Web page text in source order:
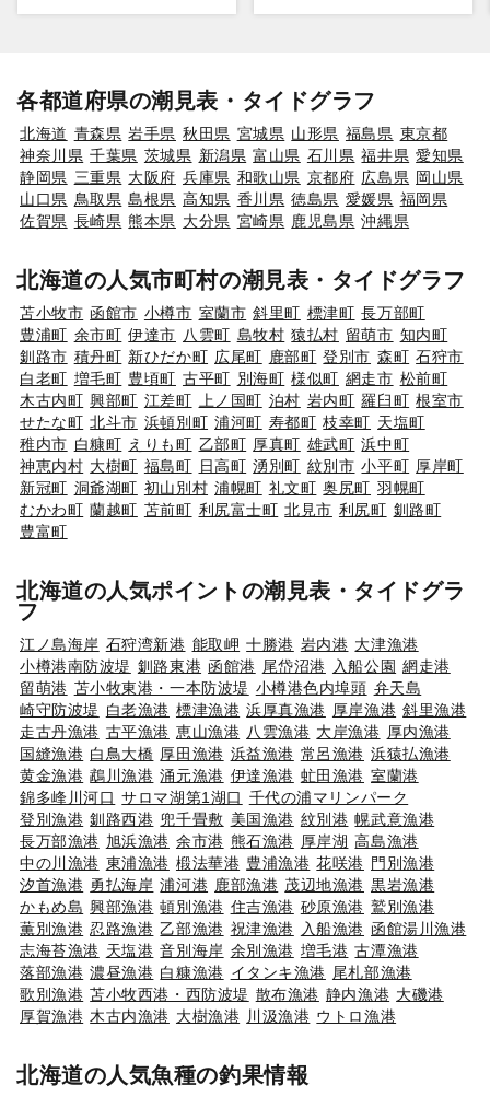
各都道府県の潮見表・タイドグラフ
北海道 青森県 岩手県 秋田県 宮城県 山形県 福島県 東京都
神奈川県 千葉県 茨城県 新潟県 富山県 石川県 福井県 愛知県
静岡県 三重県 大阪府 兵庫県 和歌山県 京都府 広島県 岡山県
山口県 鳥取県 島根県 高知県 香川県 徳島県 愛媛県 福岡県
佐賀県 長崎県 熊本県 大分県 宮崎県 鹿児島県 沖縄県
北海道の人気市町村の潮見表・タイドグラフ
苫小牧市 函館市 小樽市 室蘭市 斜里町 標津町 長万部町
豊浦町 余市町 伊達市 八雲町 島牧村 猿払村 留萌市 知内町
釧路市 積丹町 新ひだか町 広尾町 鹿部町 登別市 森町 石狩市
白老町 増毛町 豊頃町 古平町 別海町 様似町 網走市 松前町
木古内町 興部町 江差町 上ノ国町 泊村 岩内町 羅臼町 根室市
せたな町 北斗市 浜頓別町 浦河町 寿都町 枝幸町 天塩町
稚内市 白糠町 えりも町 乙部町 厚真町 雄武町 浜中町
神恵内村 大樹町 福島町 日高町 湧別町 紋別市 小平町 厚岸町
新冠町 洞爺湖町 初山別村 浦幌町 礼文町 奥尻町 羽幌町
むかわ町 蘭越町 苫前町 利尻富士町 北見市 利尻町 釧路町
豊富町
北海道の人気ポイントの潮見表・タイドグラ
フ
江ノ島海岸 石狩湾新港 能取岬 十勝港 岩内港 大津漁港
小樽港南防波堤 釧路東港 函館港 尾岱沼港 入船公園 網走港
留萌港 苫小牧東港・一本防波堤 小樽港色内埠頭 弁天島
崎守防波堤 白老漁港 標津漁港 浜厚真漁港 厚岸漁港 斜里漁港
走古丹漁港 古平漁港 恵山漁港 八雲漁港 大岸漁港 厚内漁港
国縫漁港 白鳥大橋 厚田漁港 浜益漁港 常呂漁港 浜猿払漁港
黄金漁港 鵡川漁港 涌元漁港 伊達漁港 虻田漁港 室蘭港
錦多峰川河口 サロマ湖第1湖口 千代の浦マリンパーク
登別漁港 釧路西港 兜千畳敷 美国漁港 紋別港 幌武意漁港
長万部漁港 旭浜漁港 余市港 熊石漁港 厚岸湖 高島漁港
中の川漁港 東浦漁港 椴法華港 豊浦漁港 花咲港 門別漁港
汐首漁港 勇払海岸 浦河港 鹿部漁港 茂辺地漁港 黒岩漁港
かもめ島 興部漁港 頓別漁港 住吉漁港 砂原漁港 鷲別漁港
薫別漁港 忍路漁港 乙部漁港 祝津漁港 入船漁港 函館湯川漁港
志海苔漁港 天塩港 音別海岸 余別漁港 増毛港 古潭漁港
落部漁港 濃昼漁港 白糠漁港 イタンキ漁港 尾札部漁港
歌別漁港 苫小牧西港・西防波堤 散布漁港 静内漁港 大磯港
厚賀漁港 木古内漁港 大樹漁港 川汲漁港 ウトロ漁港
北海道の人気魚種の釣果情報